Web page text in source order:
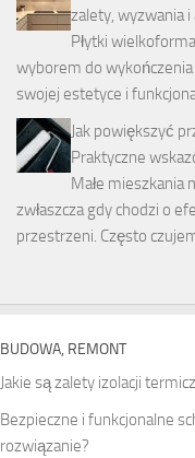
zalety, wyzwania
Płytki
wyborem do
swojej estetyce i
Jak powiększyć
Praktyczne
Małe
zwłaszcza gdy chodzi o
przestrzeni. Często
BUDOWA, REMONT
Jakie są zalety izolacji
Bezpieczne i funkcjonalne
rozwiązanie?